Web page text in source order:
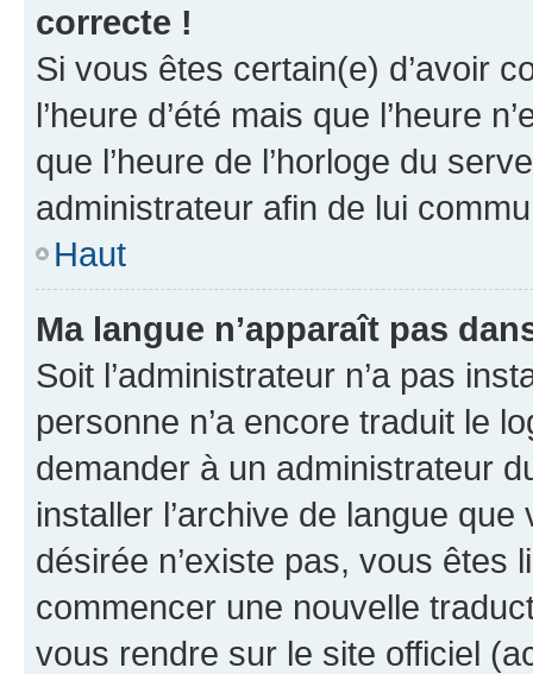
correcte !
Si vous êtes certain(e) d’avoir
l’heure d’été mais que l’heure
que l’heure de l’horloge du
administrateur afin de lui
Haut
Ma langue n’apparaît pas
Soit l’administrateur n’a pas
personne n’a encore traduit le
demander à un administrateur
installer l’archive de langue
désirée n’existe pas, vous êtes
commencer une nouvelle
vous rendre sur le site officiel